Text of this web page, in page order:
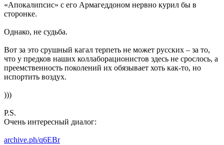
«Апокалипсис» с его Армагеддоном нервно курил бы в
сторонке.
Однако, не судьба.
Вот за это срушный кагал терпеть не может русских – за то,
что у предков наших коллаборационистов здесь не срослось, а
преемственность поколений их обязывает хоть как-то, но
испортить воздух.
)))
P.S.
Очень интересный диалог:
archive.ph/q6EBr